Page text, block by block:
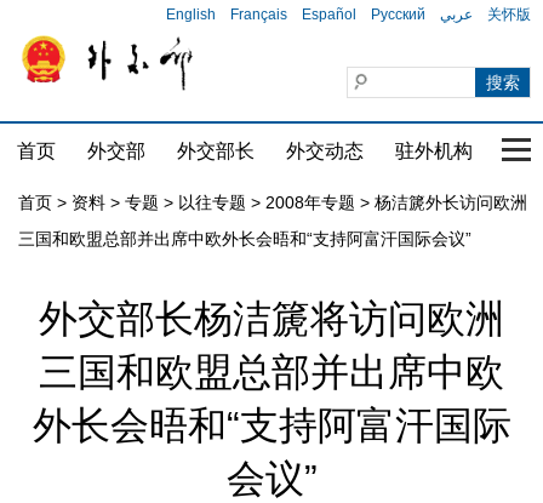
English Français Español Русский عربي 关怀版
首页 外交部 外交部长 外交动态 驻外机构 国
首页 > 资料 > 专题 > 以往专题 > 2008年专题 > 杨洁篪外长访问欧洲
三国和欧盟总部并出席中欧外长会晤和“支持阿富汗国际会议”
外交部长杨洁篪将访问欧洲
三国和欧盟总部并出席中欧
外长会晤和“支持阿富汗国际
会议”